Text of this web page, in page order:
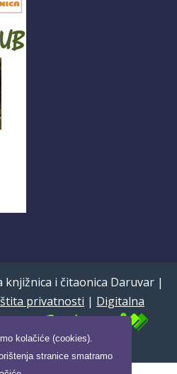
kolačiće (cookies).
stranice smatramo
i čitaonica Daruvar |
privatnosti | Digitalna
by
Pikant IT